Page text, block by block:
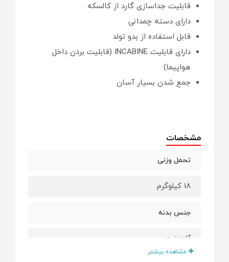
قابلیت جداسازی گارد از کالسکه
دارای دسته چمدانی
قابل استفاده از بدو تولد
دارای قابلیت INCABINE (قابلیت بردن داخل
هواپیما)
جمع شدن بسیار آسان
مشخصات
تحمل وزنی
18 کیلوگرم
جنس بدنه
آلومنیوم
مشاهده بیشتر